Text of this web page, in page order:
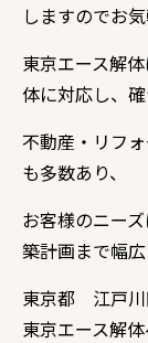
しますのでお
東京エース解
体に対応し、
不動産・リフ
も多数あり、
お客様のニー
築計画まで幅広
東京都 江戸
東京エース解